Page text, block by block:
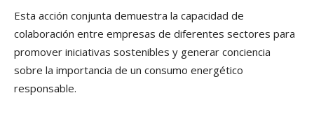
Esta acción conjunta demuestra la capacidad de
colaboración entre empresas de diferentes sectores para
promover iniciativas sostenibles y generar conciencia
sobre la importancia de un consumo energético
responsable.